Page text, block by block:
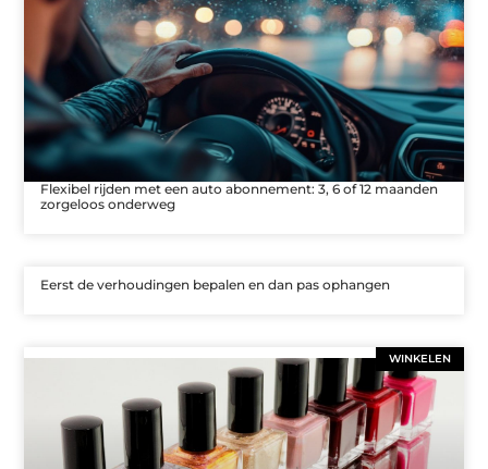
Flexibel rijden met een auto abonnement: 3, 6 of 12 maanden
zorgeloos onderweg
Eerst de verhoudingen bepalen en dan pas ophangen
WINKELEN